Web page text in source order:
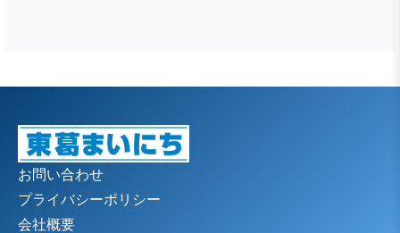
お問い合わせ
プライバシーポリシー
会社概要